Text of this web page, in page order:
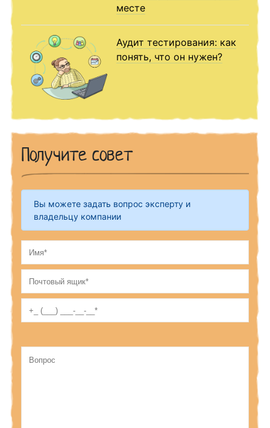
месте
Аудит тестирования: как
понять, что он нужен?
Получите совет
Вы можете задать вопрос эксперту и
владельцу компании